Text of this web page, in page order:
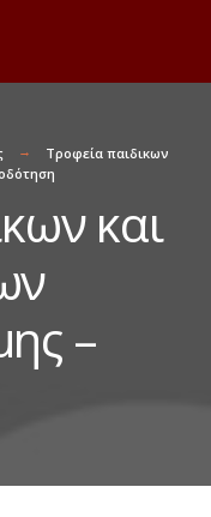
Τροφεία παιδικων
και
–